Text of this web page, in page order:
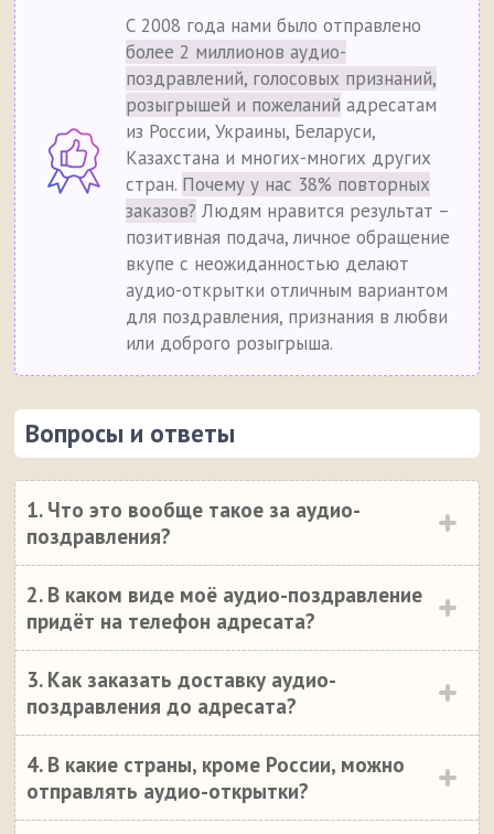
С 2008 года нами было отправлено
более 2 миллионов аудио-
поздравлений, голосовых признаний,
розыгрышей и пожеланий адресатам
из России, Украины, Беларуси,
Казахстана и многих-многих других
стран. Почему у нас 38% повторных
заказов? Людям нравится результат –
позитивная подача, личное обращение
вкупе с неожиданностью делают
аудио-открытки отличным вариантом
для поздравления, признания в любви
или доброго розыгрыша.
Вопросы и ответы
1. Что это вообще такое за аудио-
поздравления?
2. В каком виде моё аудио-поздравление
придёт на телефон адресата?
3. Как заказать доставку аудио-
поздравления до адресата?
4. В какие страны, кроме России, можно
отправлять аудио-открытки?